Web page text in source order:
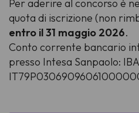
Per aderire al concorso è
quota di iscrizione (non
entro il 31 maggio 2026.
Conto corrente bancario
presso Intesa Sanpaolo: